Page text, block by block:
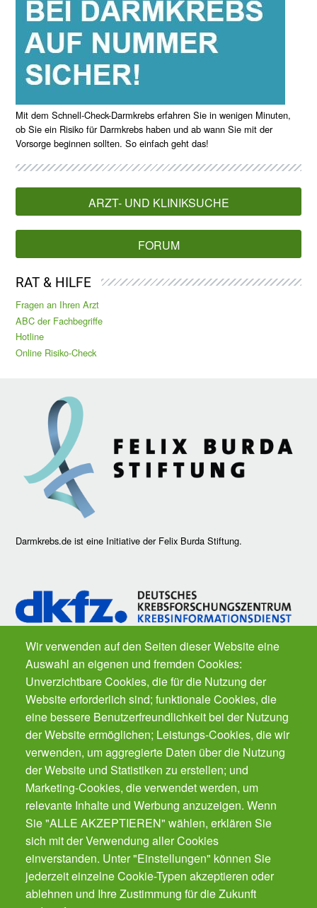
Mit dem Schnell-Check-Darmkrebs erfahren Sie in wenigen Minuten,
ob Sie ein Risiko für Darmkrebs haben und ab wann Sie mit der
Vorsorge beginnen sollten. So einfach geht das!
ARZT- UND KLINIKSUCHE
FORUM
RAT & HILFE
Fragen an Ihren Arzt
ABC der Fachbegriffe
Hotline
Online Risiko-Check
Darmkrebs.de ist eine Initiative der Felix Burda Stiftung.
Wir verwenden auf den Seiten dieser Website eine
Auswahl an eigenen und fremden Cookies:
Unverzichtbare Cookies, die für die Nutzung der
Website erforderlich sind; funktionale Cookies, die
eine bessere Benutzerfreundlichkeit bei der Nutzung
der Website ermöglichen; Leistungs-Cookies, die wir
verwenden, um aggregierte Daten über die Nutzung
der Website und Statistiken zu erstellen; und
Marketing-Cookies, die verwendet werden, um
relevante Inhalte und Werbung anzuzeigen. Wenn
Sie "ALLE AKZEPTIEREN" wählen, erklären Sie
sich mit der Verwendung aller Cookies
einverstanden. Unter "Einstellungen" können Sie
jederzeit einzelne Cookie-Typen akzeptieren oder
ablehnen und Ihre Zustimmung für die Zukunft
Fragen zu Krebs? DerKrebsinformationsdienstdes Deutschen
Krebsforschungszentrums ist für Sie da. Kostenfrei.
Der Gesundheits-Butler für Ihr Smartphone.
Der automatische Gesundheits-Manager für alle
Präventions-Leistung - von Impfungen, Zahnarzt
bis Krebsvorsorge. Für die ganze Familie.
Gratis!
Cookies verwalten